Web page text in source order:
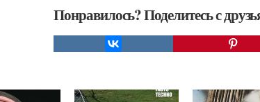
Понравилось? Поделитесь с